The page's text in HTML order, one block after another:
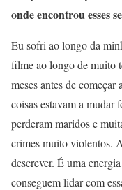
onde encontrou esses
Eu sofri ao longo da
filme ao longo de muito
meses antes de
coisas estavam a mudar
perderam maridos e
crimes muito violentos.
descrever. É uma
conseguem lidar com